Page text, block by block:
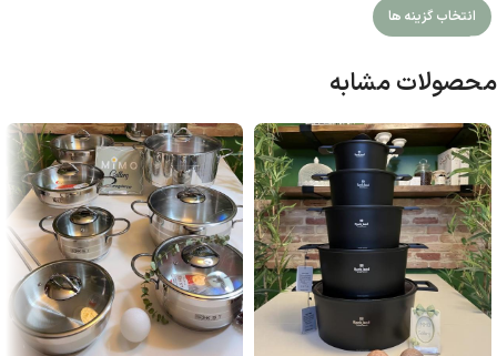
انتخاب گزینه ها
محصولات مشابه